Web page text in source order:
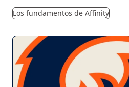
Los fundamentos de Affinity